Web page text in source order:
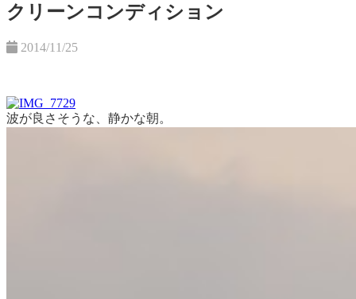
クリーンコンディション
2014/11/25
波が良さそうな、静かな朝。